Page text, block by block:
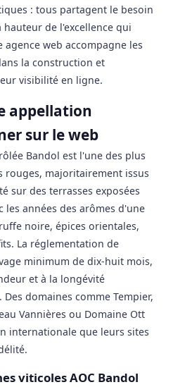
: tous partagent le besoin
de l'excellence qui
web accompagne les
la construction et
visibilité en ligne.
appellation
sur le web
Bandol est l'une des plus
rouges, majoritairement issus
sur des terrasses exposées
les années des arômes d'une
noire, épices orientales,
La réglementation de
minimum de dix-huit mois,
et à la longévité
domaines comme Tempier,
Vannières ou Domaine Ott
internationale que leurs sites
viticoles AOC Bandol